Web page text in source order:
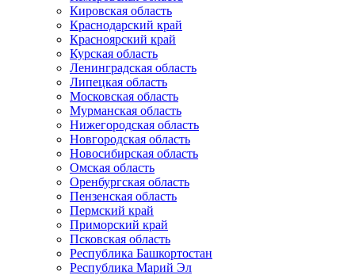
Кировская область
Краснодарский край
Красноярский край
Курская область
Ленинградская область
Липецкая область
Московская область
Мурманская область
Нижегородская область
Новгородская область
Новосибирская область
Омская область
Оренбургская область
Пензенская область
Пермский край
Приморский край
Псковская область
Республика Башкортостан
Республика Марий Эл